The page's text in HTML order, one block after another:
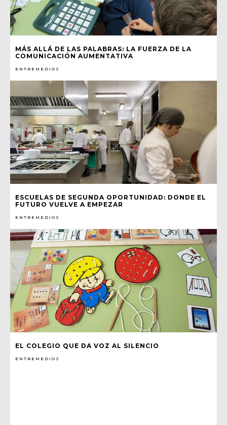
MÁS ALLÁ DE LAS PALABRAS: LA FUERZA DE LA
COMUNICACIÓN AUMENTATIVA
ENTREMEDIOS
ESCUELAS DE SEGUNDA OPORTUNIDAD: DONDE EL
FUTURO VUELVE A EMPEZAR
ENTREMEDIOS
EL COLEGIO QUE DA VOZ AL SILENCIO
ENTREMEDIOS